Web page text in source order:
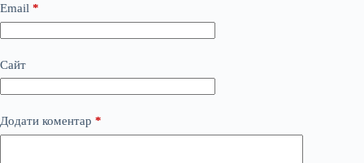
Email *
Сайт
Додати коментар *